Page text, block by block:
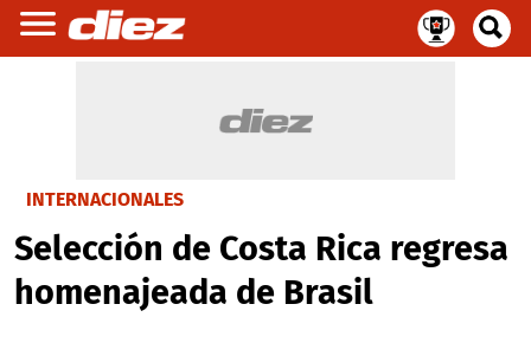
INTERNACIONALES
Selección de Costa Rica regresa
homenajeada de Brasil